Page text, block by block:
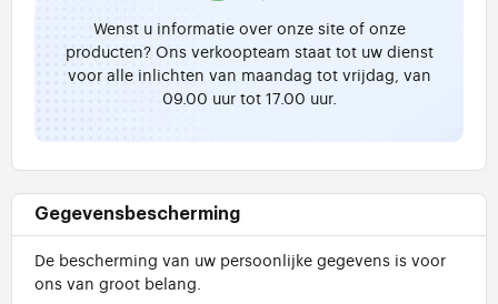
Wenst u informatie over onze site of onze
producten? Ons verkoopteam staat tot uw dienst
voor alle inlichten van maandag tot vrijdag, van
09.00 uur tot 17.00 uur.
Gegevensbescherming
De bescherming van uw persoonlijke gegevens is voor
ons van groot belang.